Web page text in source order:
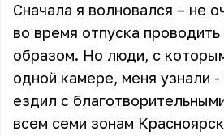
Сначала я волновался – не
во время отпуска
образом. Но люди, с
одной камере, меня узнали
ездил с
всем семи зонам